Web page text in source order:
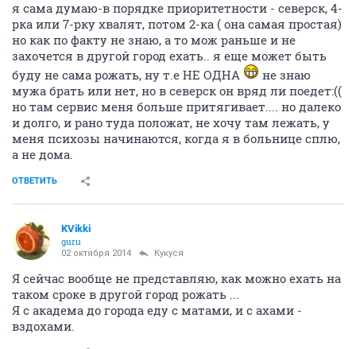
я сама думаю-в порядке приоритетности - северск, 4-
рка или 7-рку хвалят, потом 2-ка ( она самая простая)
но как по факту не знаю, а то мож раньше и не
захочется в другой город ехать.. я еще может быть
буду не сама рожать, ну т.е НЕ ОДНА
не знаю
мужа брать или нет, но в северск он вряд ли поедет:((
но там сервис меня больше притягивает.... но далеко
и долго, и рано туда положат, не хочу там лежать, у
меня психозы начинаются, когда я в больнице сплю,
а не дома.
ОТВЕТИТЬ
KVikki
guru
02 октября 2014 Кукуся
Я сейчас вообще не представляю, как можно ехать на
таком сроке в другой город рожать ...
Я с академа до города еду с матами, и с ахами -
вздохами.